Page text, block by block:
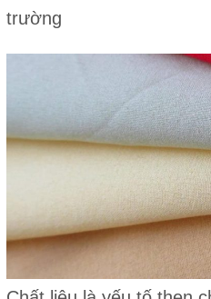
trường